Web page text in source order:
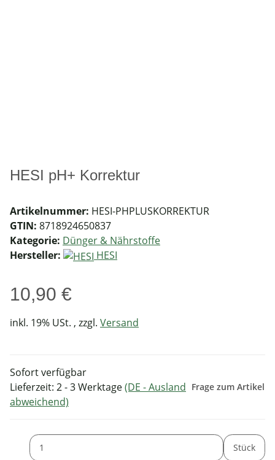
HESI pH+ Korrektur
Artikelnummer: HESI-PHPLUSKORREKTUR
GTIN: 8718924650837
Kategorie: Dünger & Nährstoffe
Hersteller:
HESI
10,90 €
inkl. 19% USt. , zzgl. Versand
Sofort verfügbar
Lieferzeit: 2 - 3 Werktage(DE - Ausland
abweichend)
Frage zum Artikel
Stück